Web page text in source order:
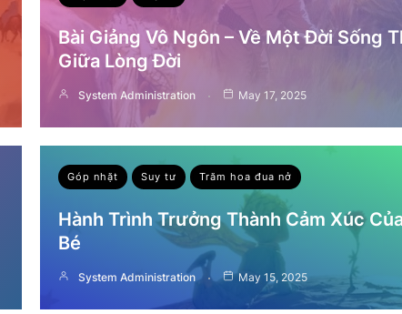
Bài Giảng Vô Ngôn – Về Một Đời Sống
Giữa Lòng Đời
System Administration May 17, 2025
Góp nhặt Suy tư Trăm hoa đua nở
Hành Trình Trưởng Thành Cảm Xúc
Bé
System Administration May 15, 2025